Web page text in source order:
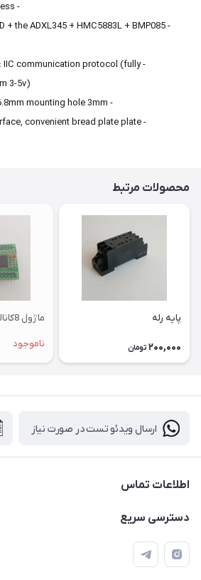
- Immersion Gold PCB process
- The use of chip: L3G4200D + the ADXL345 + HMC5883L + BMP085
IIC communication protocol (fully
3-5v)
- Module Size: 25.8mm * 16.8mm mounting hole 3mm
convenient bread plate plate
محصولات مرتبط
پایه رله
200,000 تومان
ماژول 8کاناله ADC
ناموجود
ارسال ویدئو تست در صورت نیاز
اطلاعات تماس
88843088 - 88843137 - 88843025 - 88848075
info@HLCgroup.ir
تهران، بهار جنوبی، کوچه خوشدل، پلاک 1، طبقه 4
دسترسی سریع
حساب کاربری
لیست محصولات